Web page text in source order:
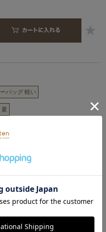
バッグ 軽い
夏
細
ンバスは、素肌に触れても心地